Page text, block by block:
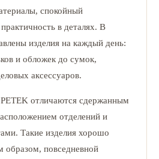
спокойный
в деталях. В
изделия на каждый день:
и обложек до сумок,
аксессуаров.
отличаются сдержанным
отделений и
Такие изделия хорошо
образом, повседневной